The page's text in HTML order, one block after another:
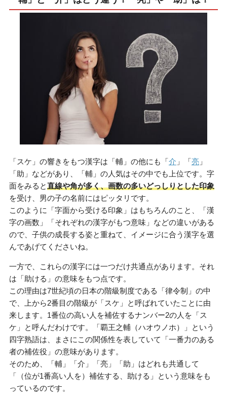
「スケ」の響きをもつ漢字は「輔」の他にも「介 」「亮」
「助」などがあり、「輔」の人気はその中でも上位です。字
面をみると直線や角が多く、画数の多いどっしりとした印象
を受け、男の子の名前にはピッタリです。
このように「字面から受ける印象」はもちろんのこと、「漢
字の画数」「それぞれの漢字がもつ意味」などの違いがある
ので、子供の成長する姿と重ねて、イメージに合う漢字を選
んであげてくださいね。
一方で、これらの漢字には一つだけ共通点があります。それ
は「助ける」の意味をもつ点です。
この理由は7世紀頃の日本の階級制度である「律令制」の中
で、上から2番目の階級が「スケ」と呼ばれていたことに由
来します。1番位の高い人を補佐するナンバー2の人を「ス
ケ」と呼んだわけです。「覇王之輔（ハオウノホ）」という
四字熟語は、まさにこの関係性を表していて「一番力のある
者の補佐役」の意味があります。
そのため、「輔」「介」「亮」「助」はどれも共通して
「（位が1番高い人を）補佐する、助ける」という意味をも
っているのです。